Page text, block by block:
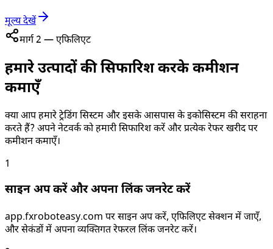
मूल्य देखें
मार्ग 2 — एफिलिएट
हमारे उत्पादों की सिफारिश करके कमीशन
कमाएँ
क्या आप हमारे ट्रेडिंग सिस्टम और इसके आसपास के इकोसिस्टम की सराहना
करते हैं? अपने नेटवर्क को हमारी सिफारिश करें और प्रत्येक रेफर खरीद पर
कमीशन कमाएँ।
1
साइन अप करें और अपना लिंक जनरेट करें
app.fxroboteasy.com पर साइन अप करें, एफिलिएट सेक्शन में जाएँ,
और सेकंडों में अपना व्यक्तिगत रेफरल लिंक जनरेट करें।